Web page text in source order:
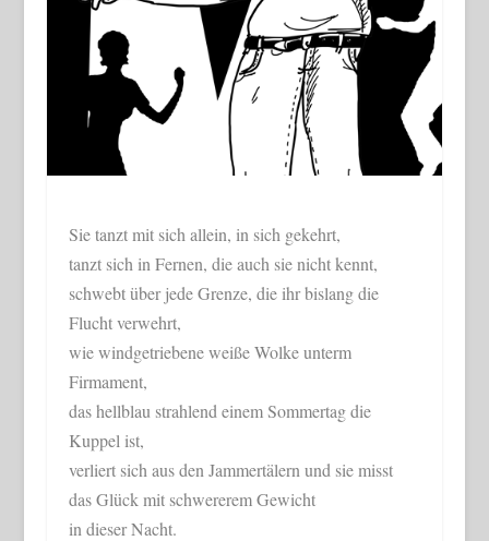
Sie tanzt mit sich allein, in sich gekehrt,
tanzt sich in Fernen, die auch sie nicht kennt,
schwebt über jede Grenze, die ihr bislang die
Flucht verwehrt,
wie windgetriebene weiße Wolke unterm
Firmament,
das hellblau strahlend einem Sommertag die
Kuppel ist,
verliert sich aus den Jammertälern und sie misst
das Glück mit schwererem Gewicht
in dieser Nacht.